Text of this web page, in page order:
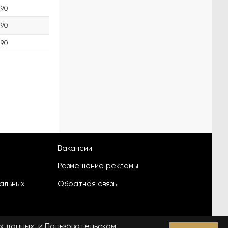
90
90
90
Вакансии
Размещение рекламы
Обратная связь